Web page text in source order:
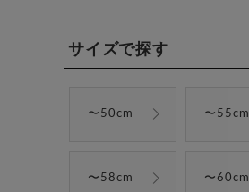
サイズで探す
〜50cm 〜55cm
〜58cm 〜60cm